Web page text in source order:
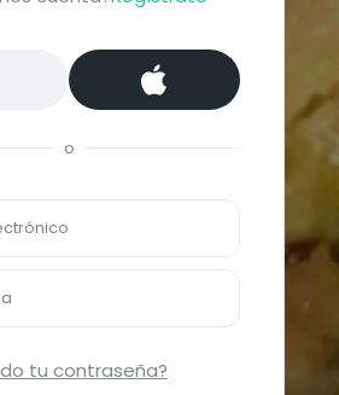
o
tu contraseña?